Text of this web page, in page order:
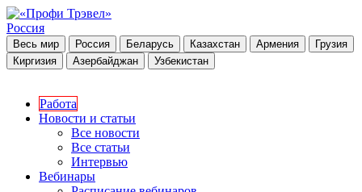
Россия
Весь мир Россия Беларусь Казахстан Армения
Грузия
Киргизия
Азербайджан Узбекистан
Работа
Новости и статьи
Все новости
Все статьи
Интервью
Вебинары